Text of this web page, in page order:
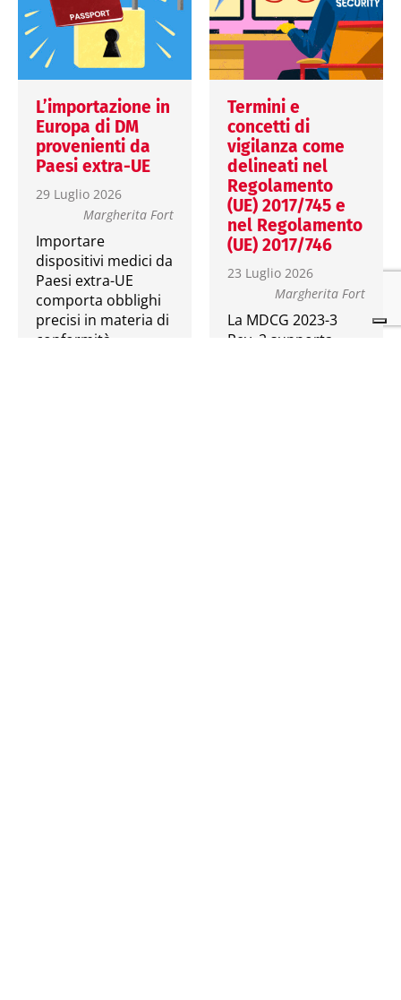
L’importazione in
Europa di DM
provenienti da
Paesi extra-UE
29 Luglio 2026
Margherita Fort
Importare
dispositivi medici da
Paesi extra-UE
comporta obblighi
precisi in materia di
conformità,
Termini e
concetti di
vigilanza come
delineati nel
Regolamento
(UE) 2017/745 e
nel Regolamento
(UE) 2017/746
23 Luglio 2026
Margherita Fort
La MDCG 2023-3
Rev. 2 supporta